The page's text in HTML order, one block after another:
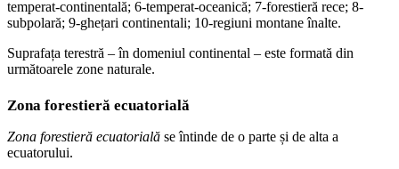
temperat-continentală; 6-temperat-oceanică; 7-forestieră rece; 8-
subpolară; 9-ghețari continentali; 10-regiuni montane înalte.
Suprafața terestră – în domeniul continental – este formată din
următoarele zone naturale.
Zona forestieră ecuatorială
Zona forestieră ecuatorială se întinde de o parte și de alta a
ecuatorului.